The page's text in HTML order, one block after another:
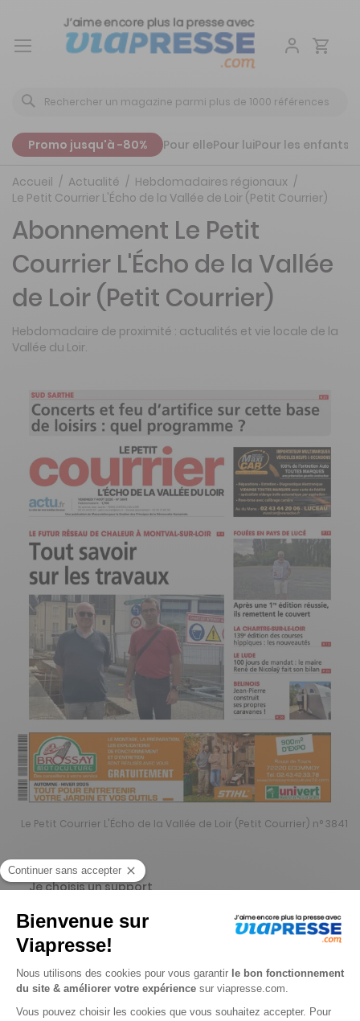
Aller
Promo jusqu'à -80% Pour ellePour luiPour les enfants
Accueil Actualité
Hebdomadaires régionaux
Le Petit Courrier L'Écho de la Vallée de Loir (Petit Courrier)
Le Petit Courrier L'Écho de la Vallée de Loir (Petit Courrier) n° 3841
Abonnement Le Petit
Courrier L'Écho de la Vallée
de Loir (Petit Courrier)
Hebdomadaire de proximité : actualités et vie locale de la
Vallée du Loir.
Je choisis un support
Je choisis une durée